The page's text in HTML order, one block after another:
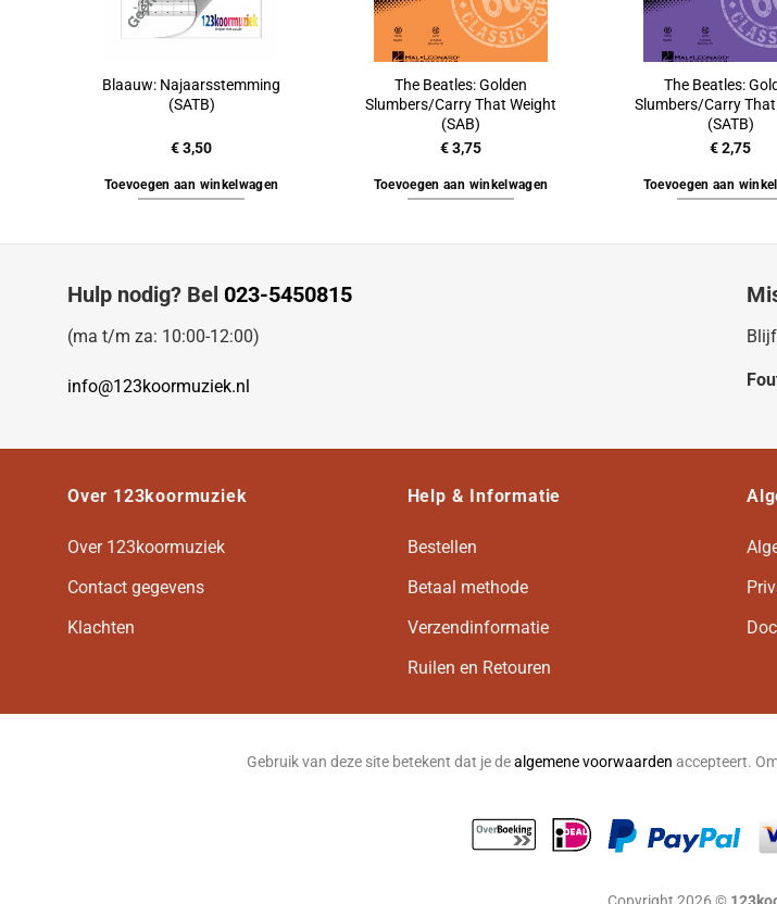
Blaauw: Najaarsstemming
(SATB)
€3,50
Toevoegen aan winkelwagen
The Beatles: Golden
Slumbers/Carry That Weight
(SAB)
€3,75
Toevoegen aan winkelwagen
The Beatles:
Slumbers/Carry
(SATB)
€2,75
Toevoegen aan
Hulp nodig? Bel 023-5450815
(ma t/m za: 10:00-12:00)
info@123koormuziek.nl
Over 123koormuziek
Over 123koormuziek
Contact gegevens
Klachten
Help & Informatie
Bestellen
Betaal methode
Verzendinformatie
Ruilen en Retouren
Gebruik van deze site betekent dat je dealgemene voorwaarden accepteert.